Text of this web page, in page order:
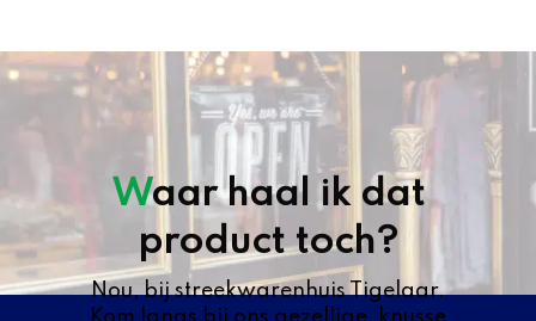
Waar haal ik dat
product toch?
Nou, bij streekwarenhuis Tigelaar.